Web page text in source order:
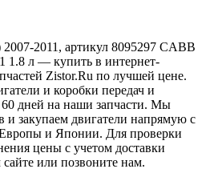
2011, артикул 8095297 CABB
1.8 л — купить в интернет-
Zistor.Ru по лучшей цене.
и коробки передач и
60 дней на наши запчасти. Мы
и закупаем двигатели напрямую с
и Японии. Для проверки
цены с учетом доставки
сайте или позвоните нам.